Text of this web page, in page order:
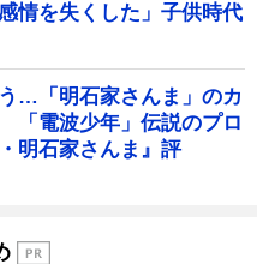
情を失くした」子供時代
…「明石家さんま」のカ
「電波少年」伝説のプロ
明石家さんま』評